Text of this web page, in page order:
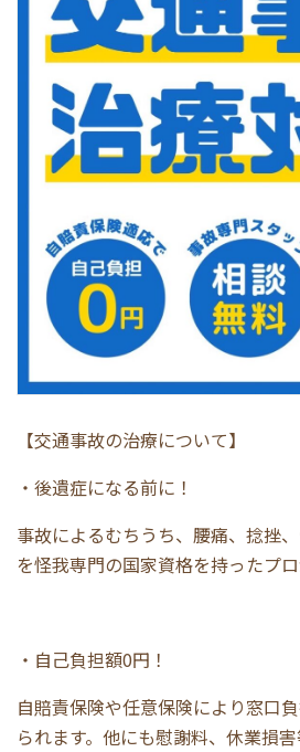
【交通事故の治療について】
・後遺症になる前に！
事故によるむちうち、腰痛、捻挫
を怪我専門の国家資格を持ったプロ
・自己負担額0円！
自賠責保険や任意保険により窓口
られます。他にも慰謝料、休業損